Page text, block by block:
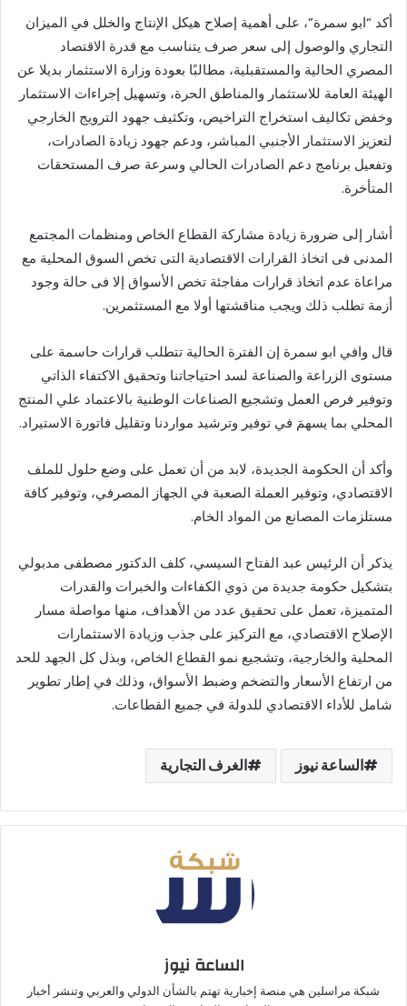
أكد “ابو سمرة”، على أهمية إصلاح هيكل الإنتاج والخلل في الميزان
التجاري والوصول إلى سعر صرف يتناسب مع قدرة الاقتصاد
المصري الحالية والمستقبلية، مطالبًا بعودة وزارة الاستثمار بديلا عن
الهيئة العامة للاستثمار والمناطق الحرة، وتسهيل إجراءات الاستثمار
وخفض تكاليف استخراج التراخيص، وتكثيف جهود الترويج الخارجي
لتعزيز الاستثمار الأجنبي المباشر، ودعم جهود زيادة الصادرات،
وتفعيل برنامج دعم الصادرات الحالي وسرعة صرف المستحقات
المتأخرة.
أشار إلى ضرورة زيادة مشاركة القطاع الخاص ومنظمات المجتمع
المدنى فى اتخاذ القرارات الاقتصادية التى تخص السوق المحلية مع
مراعاة عدم اتخاذ قرارات مفاجئة تخص الأسواق إلا فى حالة وجود
أزمة تطلب ذلك ويجب مناقشتها أولا مع المستثمرين.
قال وافي ابو سمرة إن الفترة الحالية تتطلب قرارات حاسمة على
مستوى الزراعة والصناعة لسد احتياجاتنا وتحقيق الاكتفاء الذاتي
وتوفير فرص العمل وتشجيع الصناعات الوطنية بالاعتماد علي المنتج
المحلي بما يسهمَ في توفير وترشيد مواردنا وتقليل فاتورة الاستيراد.
وأكد أن الحكومة الجديدة، لابد من أن تعمل على وضع حلول للملف
الاقتصادي، وتوفير العملة الصعبة في الجهاز المصرفي، وتوفير كافة
مستلزمات المصانع من المواد الخام.
يذكر أن الرئيس عبد الفتاح السيسي، كلف الدكتور مصطفى مدبولي
بتشكيل حكومة جديدة من ذوي الكفاءات والخبرات والقدرات
المتميزة، تعمل على تحقيق عدد من الأهداف، منها مواصلة مسار
الإصلاح الاقتصادي، مع التركيز على جذب وزيادة الاستثمارات
المحلية والخارجية، وتشجيع نمو القطاع الخاص، وبذل كل الجهد للحد
من ارتفاع الأسعار والتضخم وضبط الأسواق، وذلك في إطار تطوير
شامل للأداء الاقتصادي للدولة في جميع القطاعات.
الساعة نيوز الغرف التجارية
الساعة نيوز
شبكة مراسلين هي منصة إخبارية تهتم بالشأن الدولي والعربي وتنشر أخبار